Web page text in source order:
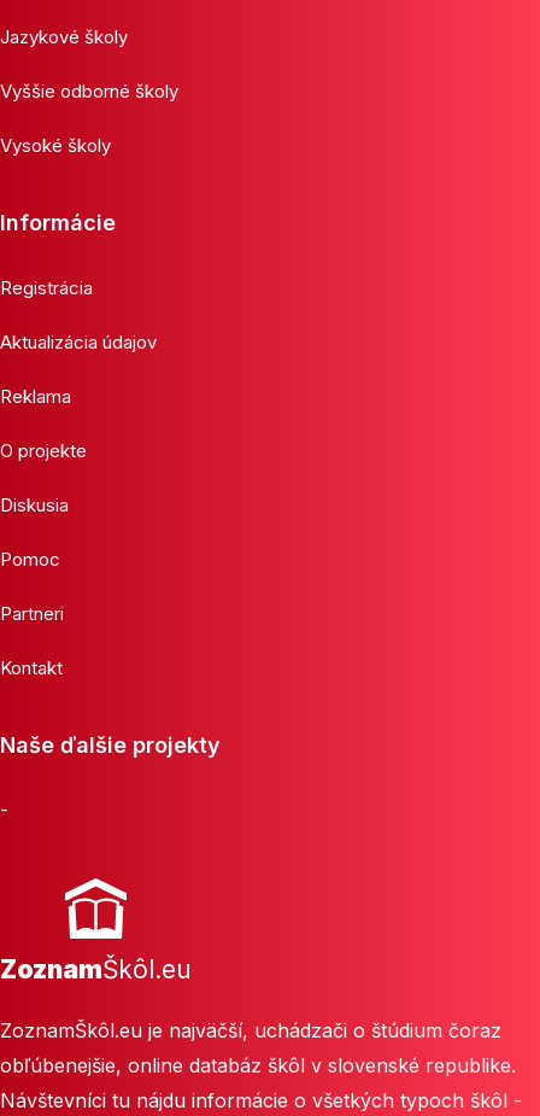
Jazykové školy
Vyššie odborné školy
Vysoké školy
Informácie
Registrácia
Aktualizácia údajov
Reklama
O projekte
Diskusia
Pomoc
Partneri
Kontakt
Naše ďalšie projekty
-
ZoznamŠkôl.eu
ZoznamŠkôl.eu je najväčší, uchádzači o štúdium čoraz
obľúbenejšie, online databáz škôl v slovenské republike.
Návštevníci tu nájdu informácie o všetkých typoch škôl -